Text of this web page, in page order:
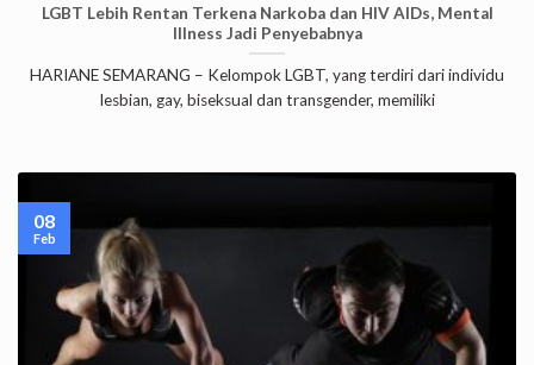
LGBT Lebih Rentan Terkena Narkoba dan HIV AIDs, Mental
Illness Jadi Penyebabnya
HARIANE SEMARANG – Kelompok LGBT, yang terdiri dari individu
lesbian, gay, biseksual dan transgender, memiliki
08
Feb